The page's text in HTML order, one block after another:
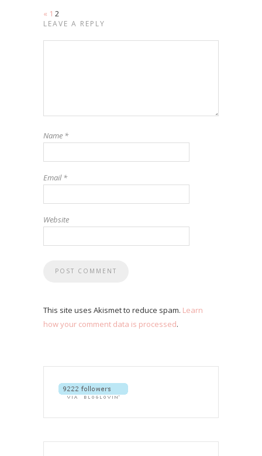
« 1 2
LEAVE A REPLY
Name *
Email*
Website
This site uses Akismet to reduce spam. Learn
how your comment data is processed.